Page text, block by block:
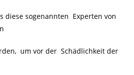
diese sogenannten Experten von
um vor der Schädlichkeit der